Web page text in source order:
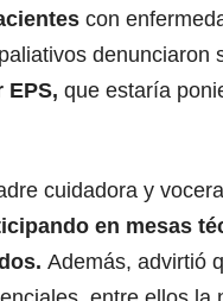
con
denunciaron
EPS, que estaría
cuidadora y
en mesas
Además, advirtió